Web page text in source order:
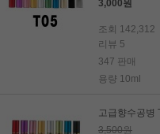
3,000원
조회 142,312
리뷰 5
347 판매
용량 10ml
고급향수공병
3,500원